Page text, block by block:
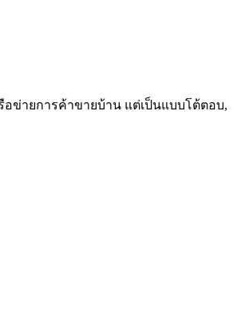
ข่ายการค้าขายบ้าน แต่เป็นแบบโต้ตอบ,